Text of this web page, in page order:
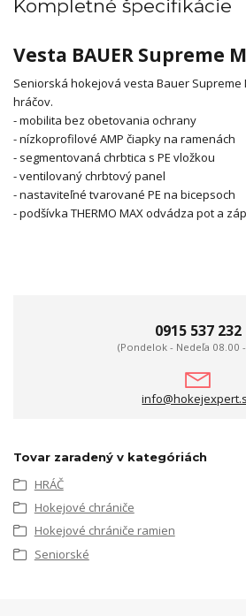
Kompletné špecifikácie
Vesta BAUER Supreme
Seniorská hokejová vesta Bauer Supreme
hráčov.
- mobilita bez obetovania ochrany
- nízkoprofilové AMP čiapky na ramenách
- segmentovaná chrbtica s PE vložkou
- ventilovaný chrbtový panel
- nastaviteľné tvarované PE na bicepsoch
- podšívka THERMO MAX odvádza pot a
0915 537 232
(Pondelok - Nedeľa 08.00
Tovar zaradený v kategóriách
HRÁČ
Hokejové chrániče
Hokejové chrániče ramien
Seniorské